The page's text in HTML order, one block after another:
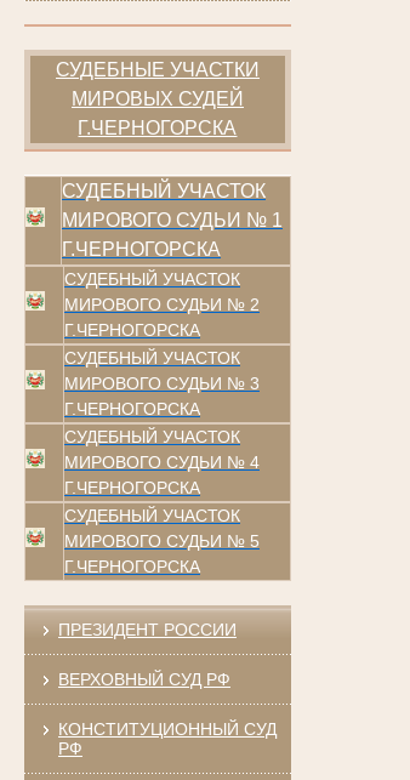
СУДЕБНЫЕ УЧАСТКИ
МИРОВЫХ СУДЕЙ
Г.ЧЕРНОГОРСКА
СУДЕБНЫЙ УЧАСТОК
МИРОВОГО СУДЬИ № 1
Г.ЧЕРНОГОРСКА
СУДЕБНЫЙ УЧАСТОК
МИРОВОГО СУДЬИ № 2
Г.ЧЕРНОГОРСКА
СУДЕБНЫЙ УЧАСТОК
МИРОВОГО СУДЬИ № 3
Г.ЧЕРНОГОРСКА
СУДЕБНЫЙ УЧАСТОК
МИРОВОГО СУДЬИ № 4
Г.ЧЕРНОГОРСКА
СУДЕБНЫЙ УЧАСТОК
МИРОВОГО СУДЬИ № 5
Г.ЧЕРНОГОРСКА
ПРЕЗИДЕНТ РОССИИ
ВЕРХОВНЫЙ СУД РФ
КОНСТИТУЦИОННЫЙ СУД
РФ